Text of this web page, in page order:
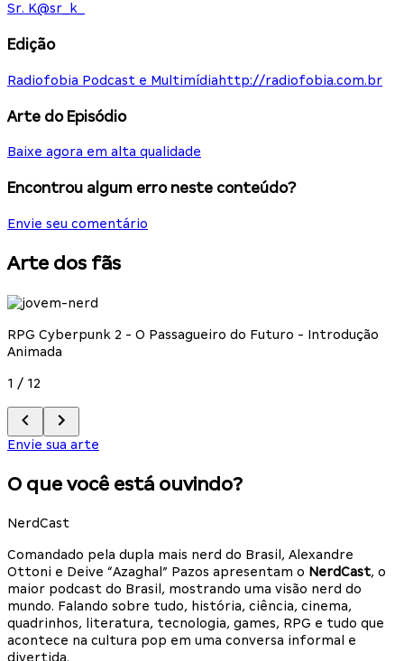
Sr. K@sr_k_
Edição
Radiofobia Podcast e Multimídia http://radiofobia.com.br
Arte do Episódio
Baixe agora em alta qualidade
Encontrou algum erro neste conteúdo?
Envie seu comentário
Arte dos fãs
RPG Cyberpunk 2 - O Passagueiro do Futuro - Introdução
Animada
1 / 12
Envie sua arte
O que você está ouvindo?
NerdCast
Comandado pela dupla mais nerd do Brasil, Alexandre
Ottoni e Deive “Azaghal” Pazos apresentam o NerdCast, o
maior podcast do Brasil, mostrando uma visão nerd do
mundo. Falando sobre tudo, história, ciência, cinema,
quadrinhos, literatura, tecnologia, games, RPG e tudo que
acontece na cultura pop em uma conversa informal e
divertida.